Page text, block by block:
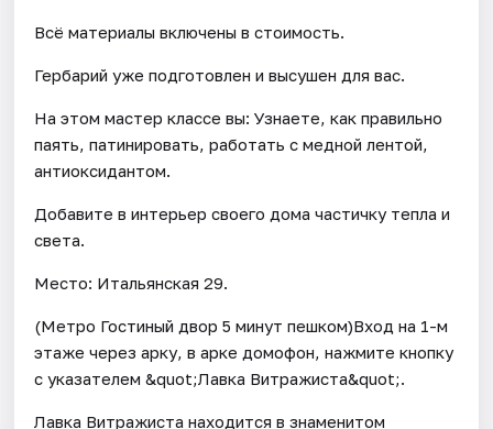
Всё материалы включены в стоимость.
Гербарий уже подготовлен и высушен для вас.
На этом мастер классе вы: Узнаете, как правильно
паять, патинировать, работать с медной лентой,
антиоксидантом.
Добавите в интерьер своего дома частичку тепла и
света.
Место: Итальянская 29.
(Метро Гостиный двор 5 минут пешком)Вход на 1-м
этаже через арку, в арке домофон, нажмите кнопку
с указателем &quot;Лавка Витражиста&quot;.
Лавка Витражиста находится в знаменитом